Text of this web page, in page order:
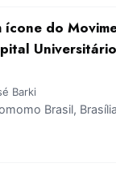
ícone do
Universitário
Barki
Brasil,